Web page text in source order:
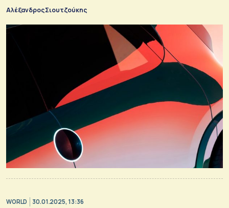
Αλέξανδρος Σιουτζούκης
WORLD 30.01.2025, 13:36